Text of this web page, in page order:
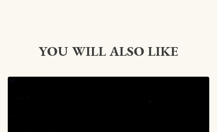
YOU WILL ALSO LIKE